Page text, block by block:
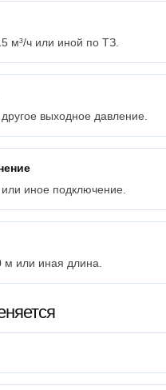
м³/ч или иной по ТЗ.
выходное давление.
иное подключение.
или иная длина.